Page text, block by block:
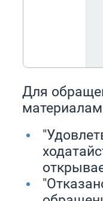
Для